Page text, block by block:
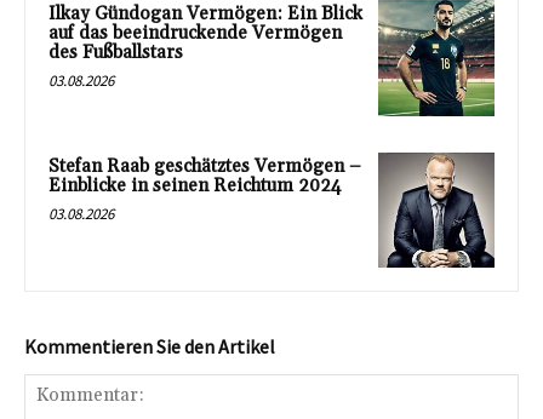
Ilkay Gündogan Vermögen: Ein Blick
auf das beeindruckende Vermögen
des Fußballstars
03.08.2026
Stefan Raab geschätztes Vermögen –
Einblicke in seinen Reichtum 2024
03.08.2026
Kommentieren Sie den Artikel